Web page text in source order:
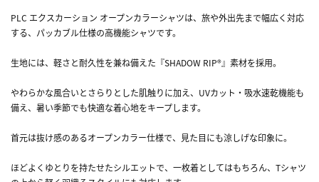
PLC エクスカーション オープンカラーシャツは、旅や外出先まで幅広く対応
する、パッカブル仕様の高機能シャツです。
生地には、軽さと耐久性を兼ね備えた『SHADOW RIP®』素材を採用。
やわらかな風合いとさらりとした肌触りに加え、UVカット・吸水速乾機能も
備え、暑い季節でも快適な着心地をキープします。
首元は抜け感のあるオープンカラー仕様で、見た目にも涼しげな印象に。
ほどよくゆとりを持たせたシルエットで、一枚着としてはもちろん、Tシャツ